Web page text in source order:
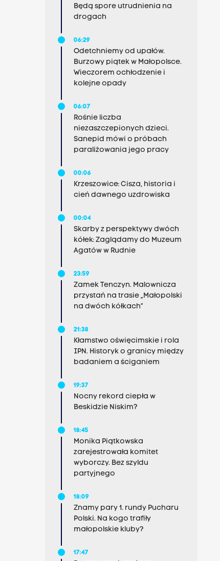
Będą spore utrudnienia na
drogach
06:29
Odetchniemy od upałów.
Burzowy piątek w Małopolsce.
Wieczorem ochłodzenie i
kolejne opady
06:07
Rośnie liczba
niezaszczepionych dzieci.
Sanepid mówi o próbach
paraliżowania jego pracy
00:06
Krzeszowice: Cisza, historia i
cień dawnego uzdrowiska
00:04
Skarby z perspektywy dwóch
kółek: Zaglądamy do Muzeum
Agatów w Rudnie
23:59
Zamek Tenczyn. Malownicza
przystań na trasie „Małopolski
na dwóch kółkach”
21:38
Kłamstwo oświęcimskie i rola
IPN. Historyk o granicy między
badaniem a ściganiem
19:37
Nocny rekord ciepła w
Beskidzie Niskim?
18:45
Monika Piątkowska
zarejestrowała komitet
wyborczy. Bez szyldu
partyjnego
18:09
Znamy pary 1. rundy Pucharu
Polski. Na kogo trafiły
małopolskie kluby?
17:47